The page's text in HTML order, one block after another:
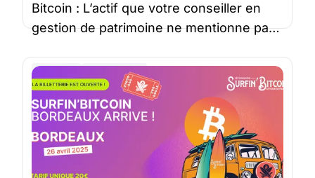
Bitcoin : L’actif que votre conseiller en
gestion de patrimoine ne mentionne pas
StackinSat
12 févr. 2025 |3 minutes